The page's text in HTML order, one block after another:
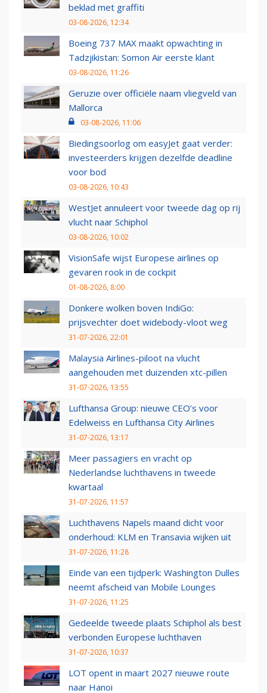
beklad met graffiti
03-08-2026, 12:34
Boeing 737 MAX maakt opwachting in
Tadzjikistan: Somon Air eerste klant
03-08-2026, 11:26
Geruzie over officiële naam vliegveld van
Mallorca
03-08-2026, 11:06
Biedingsoorlog om easyJet gaat verder:
investeerders krijgen dezelfde deadline
voor bod
03-08-2026, 10:43
WestJet annuleert voor tweede dag op rij
vlucht naar Schiphol
03-08-2026, 10:02
VisionSafe wijst Europese airlines op
gevaren rook in de cockpit
01-08-2026, 8:00
Donkere wolken boven IndiGo:
prijsvechter doet widebody-vloot weg
31-07-2026, 22:01
Malaysia Airlines-piloot na vlucht
aangehouden met duizenden xtc-pillen
31-07-2026, 13:55
Lufthansa Group: nieuwe CEO’s voor
Edelweiss en Lufthansa City Airlines
31-07-2026, 13:17
Meer passagiers en vracht op
Nederlandse luchthavens in tweede
kwartaal
31-07-2026, 11:57
Luchthavens Napels maand dicht voor
onderhoud: KLM en Transavia wijken uit
31-07-2026, 11:28
Einde van een tijdperk: Washington Dulles
neemt afscheid van Mobile Lounges
31-07-2026, 11:25
Gedeelde tweede plaats Schiphol als best
verbonden Europese luchthaven
31-07-2026, 10:37
LOT opent in maart 2027 nieuwe route
naar Hanoi